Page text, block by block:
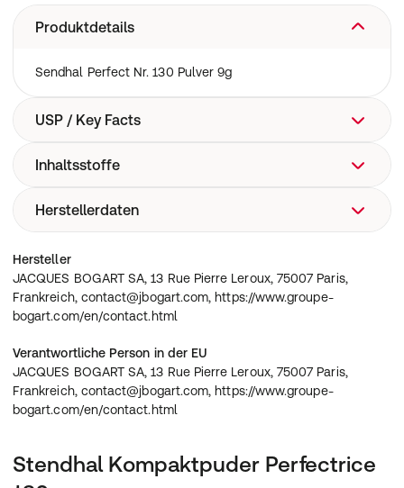
Produktdetails
Sendhal Perfect Nr. 130 Pulver 9g
USP / Key Facts
STHENDAL POUDRE COMPACTE PERFECTRICE 130
Inhaltsstoffe
talc, hdi/trimethylol hexyllactone crosspolymer,
polyethylene, polymethylsilsesquioxane, dimethiconol,
salicylic acid, [+/- : titanium dioxide / ci 77891, iron oxides
/ ci 77491 - ci 77492 - ci 77499, yellow 5 lake / ci 19140,
red 7 lake / ci 15850 ].
Herstellerdaten
JACQUES BOGART SA, 13 Rue Pierre Leroux, 75007
Paris, Frankreich, contact@jbogart.com,
https://www.groupe-bogart.com/en/contact.html
Hersteller
JACQUES BOGART SA, 13 Rue Pierre Leroux, 75007 Paris,
Frankreich, contact@jbogart.com, https://www.groupe-
bogart.com/en/contact.html
Verantwortliche Person in der EU
JACQUES BOGART SA, 13 Rue Pierre Leroux, 75007 Paris,
Frankreich, contact@jbogart.com, https://www.groupe-
bogart.com/en/contact.html
Stendhal Kompaktpuder Perfectrice